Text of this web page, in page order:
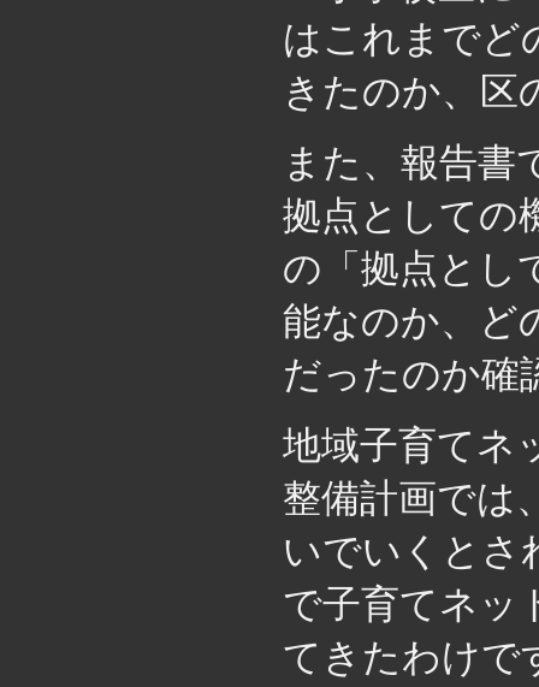
はこれまでど
きたのか、区
また、報告書
拠点としての
の「拠点とし
能なのか、ど
だったのか確
地域子育てネ
整備計画では
いでいくとさ
で子育てネッ
てきたわけで